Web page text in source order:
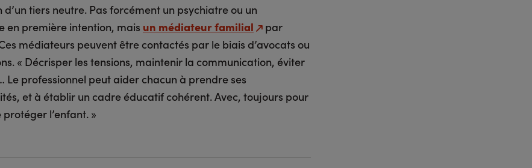
d’un tiers neutre. Pas forcément un psychiatre ou un
en première intention, mais un médiateur familial
par
médiateurs peuvent être contactés par le biais d’avocats ou
« Décrisper les tensions, maintenir la communication, éviter
Le professionnel peut aider chacun à prendre ses
et à établir un cadre éducatif cohérent. Avec, toujours pour
l’enfant. »